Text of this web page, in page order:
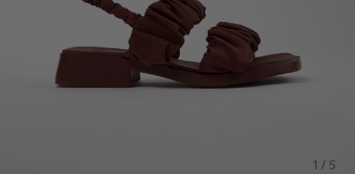
1 / 5